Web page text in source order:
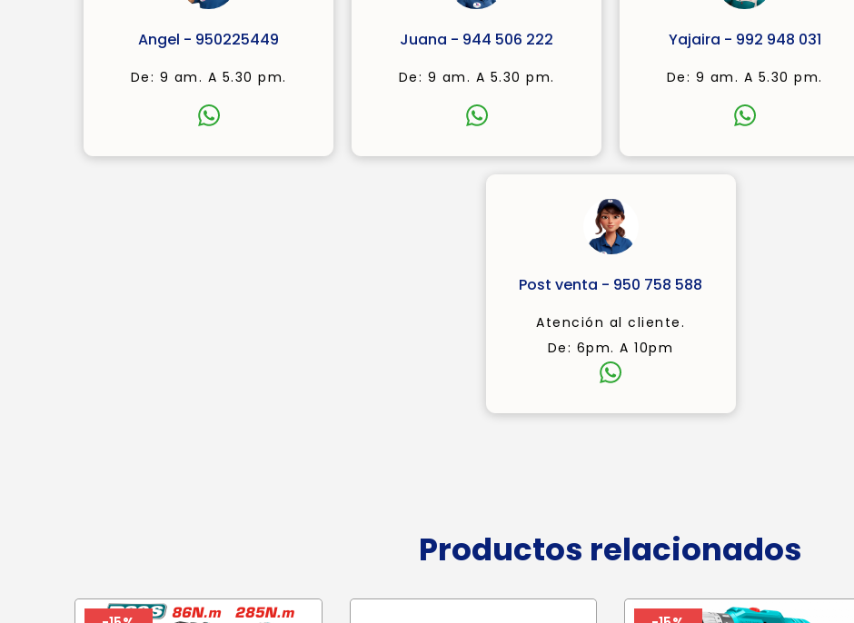
Angel - 950225449
De: 9 am. A 5.30 pm.
Juana - 944 506 222
De: 9 am. A 5.30 pm.
Yajaira - 992 948 031
De: 9 am. A 5.30 pm.
Post venta - 950 758 588
Atención al cliente.
De: 6pm. A 10pm
Productos relacionados